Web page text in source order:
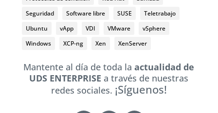
Seguridad
Software libre SUSE
Teletrabajo
Ubuntu
vApp VDI VMware
vSphere
Windows
XCP-ng Xen XenServer
Mantente al día de toda laactualidad de
UDS ENTERPRISEa través de nuestras
redes sociales. ¡Síguenos!